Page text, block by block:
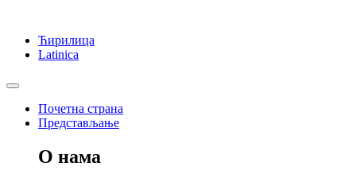
Ћирилица
Latinica
Почетна страна
Представљање
О нама